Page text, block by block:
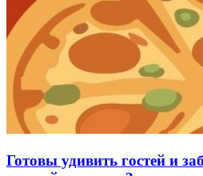
Готовы удивить гостей и